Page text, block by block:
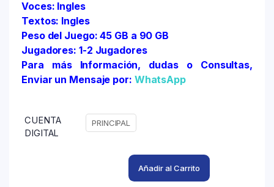
Voces: Ingles
Textos: Ingles
Peso del Juego: 45 GB a 90 GB
Jugadores: 1-2 Jugadores
Para más Información, dudas o Consultas,
Enviar un Mensaje por: WhatsApp
CUENTA
DIGITAL
PRINCIPAL
Añadir al Carrito